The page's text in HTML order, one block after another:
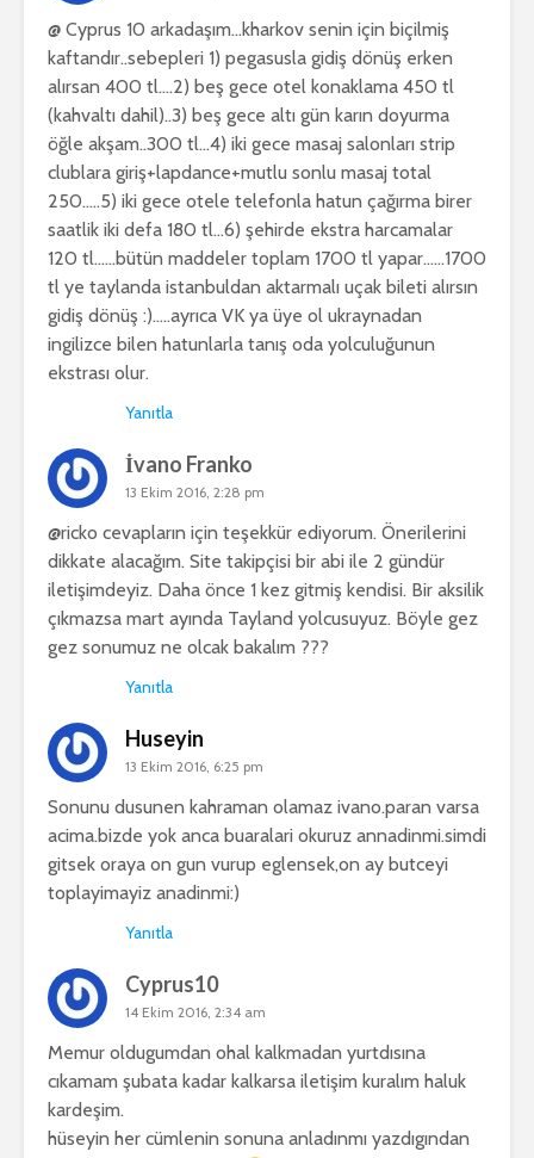
@ Cyprus 10 arkadaşım…kharkov senin için biçilmiş
kaftandır..sebepleri 1) pegasusla gidiş dönüş erken
alırsan 400 tl….2) beş gece otel konaklama 450 tl
(kahvaltı dahil)..3) beş gece altı gün karın doyurma
öğle akşam..300 tl…4) iki gece masaj salonları strip
clublara giriş+lapdance+mutlu sonlu masaj total
250…..5) iki gece otele telefonla hatun çağırma birer
saatlik iki defa 180 tl…6) şehirde ekstra harcamalar
120 tl……bütün maddeler toplam 1700 tl yapar……1700
tl ye taylanda istanbuldan aktarmalı uçak bileti alırsın
gidiş dönüş :)…..ayrıca VK ya üye ol ukraynadan
ingilizce bilen hatunlarla tanış oda yolculuğunun
ekstrası olur.
Yanıtla
İvano Franko
13 Ekim 2016, 2:28 pm
@ricko cevapların için teşekkür ediyorum. Önerilerini
dikkate alacağım. Site takipçisi bir abi ile 2 gündür
iletişimdeyiz. Daha önce 1 kez gitmiş kendisi. Bir aksilik
çıkmazsa mart ayında Tayland yolcusuyuz. Böyle gez
gez sonumuz ne olcak bakalım ???
Yanıtla
Huseyin
13 Ekim 2016, 6:25 pm
Sonunu dusunen kahraman olamaz ivano.paran varsa
acima.bizde yok anca buaralari okuruz annadinmi.simdi
gitsek oraya on gun vurup eglensek,on ay butceyi
toplayimayiz anadinmi:)
Yanıtla
Cyprus10
14 Ekim 2016, 2:34 am
Memur oldugumdan ohal kalkmadan yurtdısına
cıkamam şubata kadar kalkarsa iletişim kuralım haluk
kardeşim.
hüseyin her cümlenin sonuna anladınmı yazdıgından